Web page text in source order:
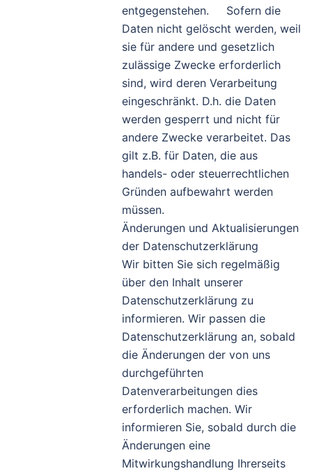
entgegenstehen. Sofern die
Daten nicht gelöscht werden, weil
sie für andere und gesetzlich
zulässige Zwecke erforderlich
sind, wird deren Verarbeitung
eingeschränkt. D.h. die Daten
werden gesperrt und nicht für
andere Zwecke verarbeitet. Das
gilt z.B. für Daten, die aus
handels- oder steuerrechtlichen
Gründen aufbewahrt werden
müssen.
Änderungen und Aktualisierungen
der Datenschutzerklärung
Wir bitten Sie sich regelmäßig
über den Inhalt unserer
Datenschutzerklärung zu
informieren. Wir passen die
Datenschutzerklärung an, sobald
die Änderungen der von uns
durchgeführten
Datenverarbeitungen dies
erforderlich machen. Wir
informieren Sie, sobald durch die
Änderungen eine
Mitwirkungshandlung Ihrerseits